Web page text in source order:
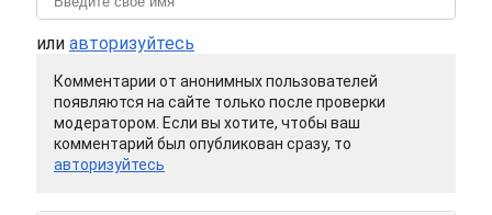
или авторизуйтесь
Комментарии от анонимных пользователей
появляются на сайте только после проверки
модератором. Если вы хотите, чтобы ваш
комментарий был опубликован сразу, то
авторизуйтесь